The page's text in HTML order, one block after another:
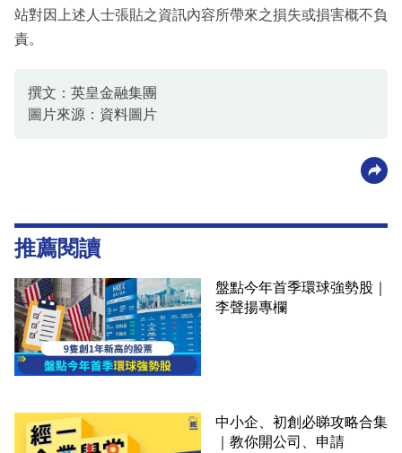
站對因上述人士張貼之資訊內容所帶來之損失或損害概不負
責。
撰文：英皇金融集團
圖片來源：資料圖片
推薦閱讀
盤點今年首季環球強勢股｜
李聲揚專欄
中小企、初創必睇攻略合集
｜教你開公司、申請